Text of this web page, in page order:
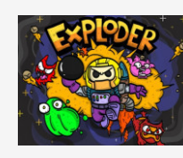
constam...